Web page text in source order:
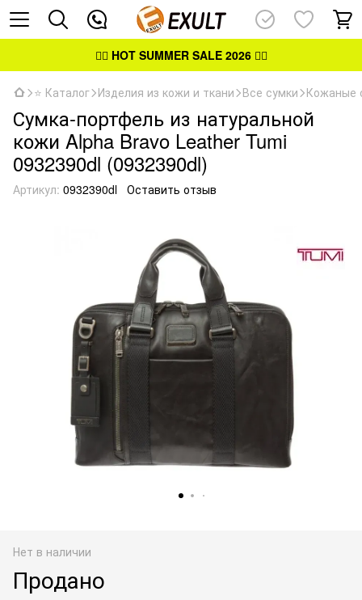
👉🏻 HOT SUMMER SALE 2026👈🏻
⭐ Каталог Изделия из кожи и ткани Все сумки Кожаные
Сумка-портфель из натуральной
кожи Alpha Bravo Leather Tumi
0932390dl (0932390dl)
Артикул: 0932390dl Оставить отзыв
Нет в наличии
Продано